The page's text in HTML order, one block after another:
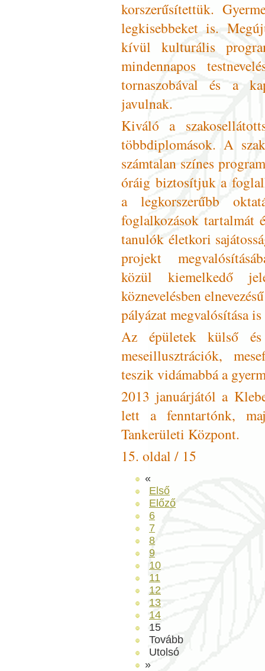
korszerűsítettük.
legkisebbeket is.
kívül kulturális
mindennapos
tornaszobával és a
javulnak.
Kiváló a
többdiplomások. A
számtalan színes
óráig biztosítjuk a
a legkorszerűbb
foglalkozások tartalmát
tanulók életkori
projekt
közül kiemelkedő
köznevelésben
pályázat megvalósítása
Az épületek külső
meseillusztrációk,
teszik vidámabbá a
2013 januárjától a
lett a fenntartónk,
Tankerületi Központ.
15. oldal / 15
«
Első
Előző
6
7
8
9
10
11
12
13
14
15
Tovább
Utolsó
»